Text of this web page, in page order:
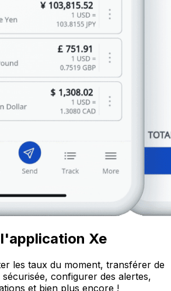
Xe
les taux du moment, transférer de
configurer des alertes,
et bien plus encore !